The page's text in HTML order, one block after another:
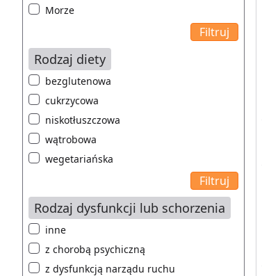
Morze
Rodzaj diety
bezglutenowa
cukrzycowa
niskotłuszczowa
wątrobowa
wegetariańska
Rodzaj dysfunkcji lub schorzenia
inne
z chorobą psychiczną
z dysfunkcją narządu ruchu